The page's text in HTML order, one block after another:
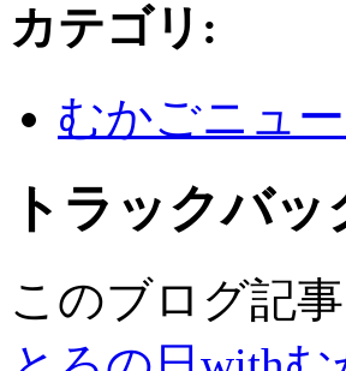
カテゴリ :
むかごニュ
トラックバッ
このブログ記